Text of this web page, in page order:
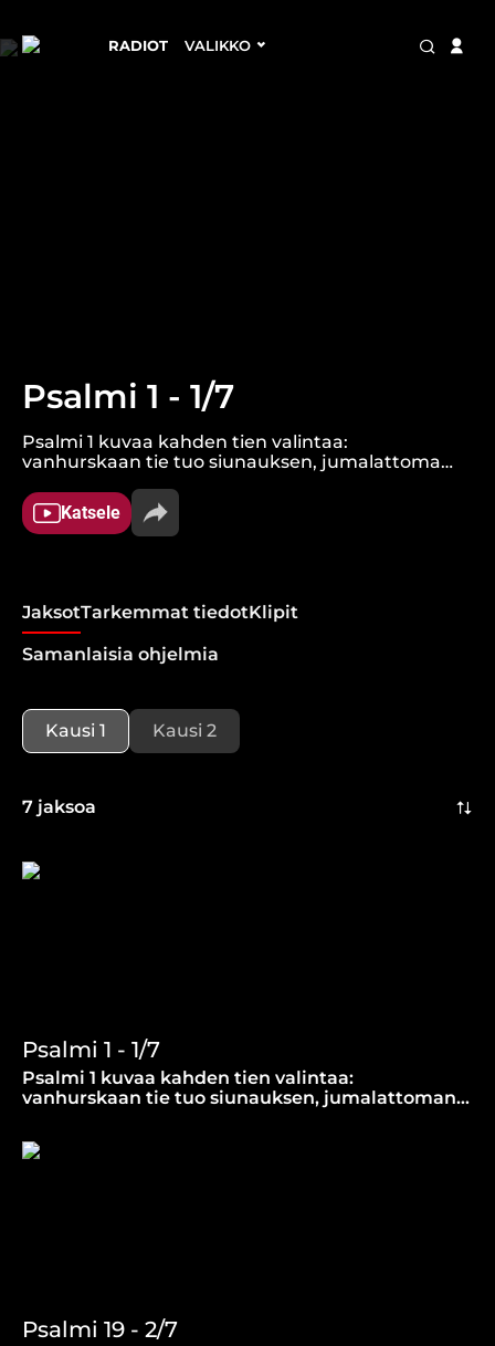
RADIOT VALIKKO
Psalmi 1 - 1/7
Psalmi 1 kuvaa kahden tien valintaa:
vanhurskaan tie tuo siunauksen, jumalattoman
kantaa.Katsele
JaksotTarkemmat tiedotKlipit
Samanlaisia ohjelmia
Kausi 1 Kausi 2
7 jaksoa
Psalmi 1 - 1/7
Psalmi 1 kuvaa kahden tien valintaa:
vanhurskaan tie tuo siunauksen, jumalattoman
kantaa.
Psalmi 19 - 2/7